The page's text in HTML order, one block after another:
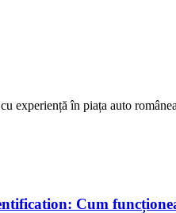
experiență în piața auto
Cum